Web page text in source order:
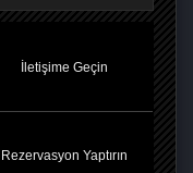
İletişime Geçin
Rezervasyon Yaptırın